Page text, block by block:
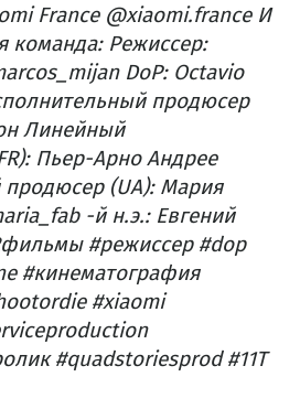
France @xiaomi.france И
команда: Режиссер:
DoP: Octavio
продюсер
Линейный
Пьер-Арно Андрее
(UA): Мария
-й н.э.: Евгений
#режиссер #dop
#кинематография
#xiaomi
#quadstoriesprod #11T